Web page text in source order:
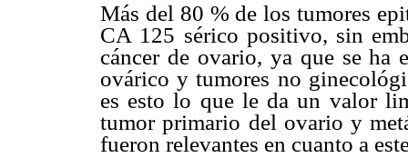
Más del 80 % de los tumores
CA 125 sérico positivo, sin
cáncer de ovario, ya que se ha
ovárico y tumores no
es esto lo que le da un valor
tumor primario del ovario y
fueron relevantes en cuanto a